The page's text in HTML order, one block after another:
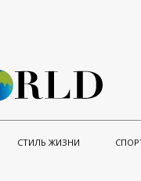
СТИЛЬ ЖИЗНИ